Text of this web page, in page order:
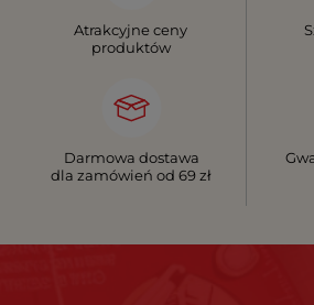
Atrakcyjne ceny
produktów
Darmowa dostawa
dla zamówień od 69 zł